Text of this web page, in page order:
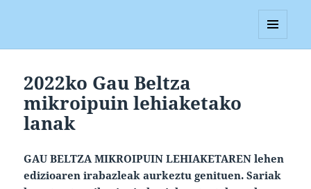
2022ko Gau Beltza
mikroipuin lehiaketako
lanak
GAU BELTZA MIKROIPUIN LEHIAKETAREN lehen
edizioaren irabazleak aurkeztu genituen. Sariak